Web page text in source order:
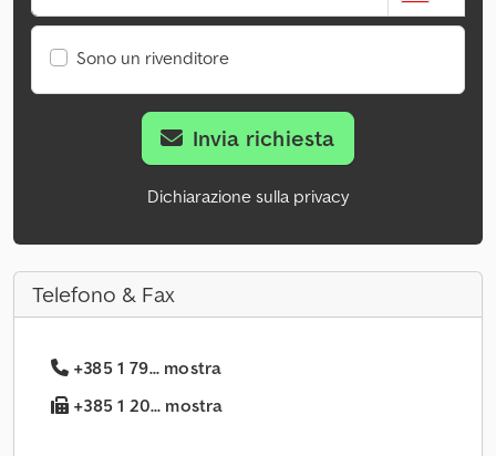
Sono un rivenditore
Invia richiesta
Dichiarazione sulla privacy
Telefono & Fax
+385 1 79... mostra
+385 1 20... mostra